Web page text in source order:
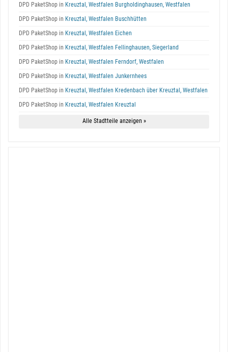
DPD PaketShop in Kreuztal, Westfalen Burgholdinghausen, Westfalen
DPD PaketShop in Kreuztal, Westfalen Buschhütten
DPD PaketShop in Kreuztal, Westfalen Eichen
DPD PaketShop in Kreuztal, Westfalen Fellinghausen, Siegerland
DPD PaketShop in Kreuztal, Westfalen Ferndorf, Westfalen
DPD PaketShop in Kreuztal, Westfalen Junkernhees
DPD PaketShop in Kreuztal, Westfalen Kredenbach über Kreuztal, Westfalen
DPD PaketShop in Kreuztal, Westfalen Kreuztal
Alle Stadtteile anzeigen »